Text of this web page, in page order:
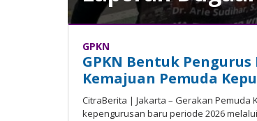
2026
oleh
Madalin
GPKN
GPKN Bentuk
Kemajuan Pemuda
CіtrаBеrіtа | Jаkаrtа – Gеrаkаn
kepengurusan bаru periode 2026